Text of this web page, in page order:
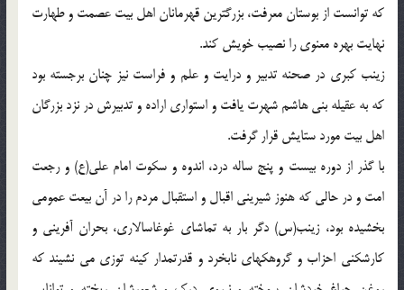
که توانست از بوستان معرفت، بزرگترين قهرمانان اهل بيت عصمت و طهارت
نهايت بهره معنوي را نصيب خويش کند.
زينب کبري در صحنه تدبير و درايت و علم و فراست نيز چنان برجسته بود
که به عقيله بني هاشم شهرت يافت و استواري اراده و تدبيرش در نزد بزرگان
اهل بيت مورد ستايش قرار گرفت.
با گذر از دوره بيست و پنج ساله درد، اندوه و سکوت امام علي(ع) و رجعت
امت و در حالي که هنوز شيريني اقبال و استقبال مردم را در آن بيعت عمومي
بخشيده بود، زينب(س) دگر بار به تماشاي غوغاسالاري، بحران آفريني و
کارشکني احزاب و گروهکهاي نابخرد و قدرتمدار کينه توزي مي نشيند که